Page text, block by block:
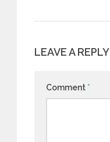
LEAVE A REPLY
Comment *